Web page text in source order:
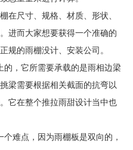
在尺寸、规格、材质、形状、
进而大家想要获得一个准确的
规的雨棚没计、安装公司。
，它所需要承载的是雨相边梁
梁需要根据相关截面的抗弯以
它在整个推拉雨甜设计当中也
难点，因为雨棚板是双向的，